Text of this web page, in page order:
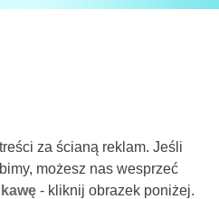
za ścianą reklam. Jeśli
możesz nas wesprzeć
- kliknij obrazek poniżej.